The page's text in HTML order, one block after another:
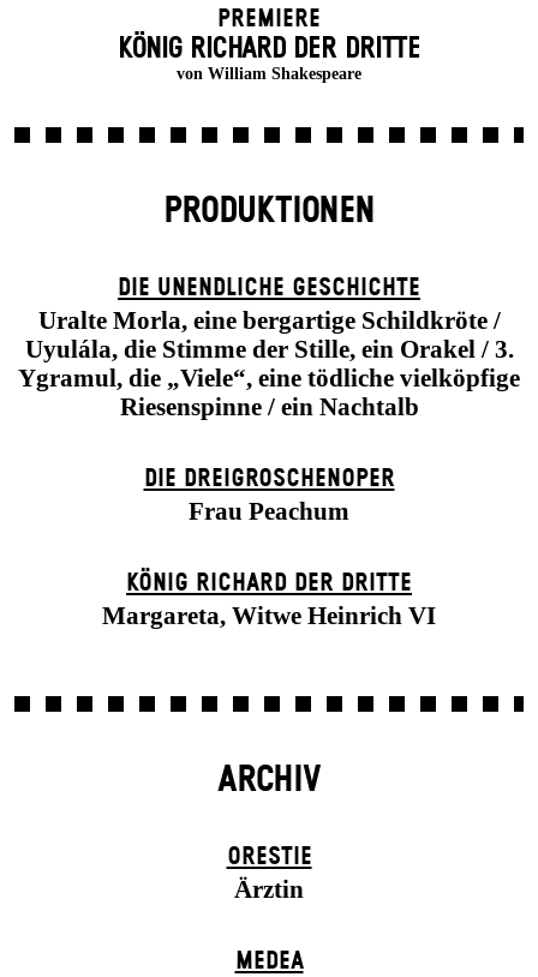
Premiere
KÖNIG RICHARD DER DRITTE
von William Shakespeare
PRODUKTIONEN
DIE UN­ENDLICHE GESCHICHTE
Uralte Morla, eine bergartige Schildkröte /
Uyulála, die Stimme der Stille, ein Orakel / 3.
Ygramul, die „Viele“, eine tödliche vielköpfige
Riesenspinne / ein Nachtalb
DIE DREI­GROSCHEN­OPER
Frau Peachum
KÖNIG RICHARD DER DRITTE
Margareta, Witwe Heinrich VI
ARCHIV
ORESTIE
Ärztin
MEDEA